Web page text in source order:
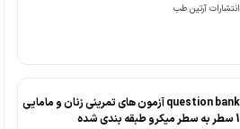
انتشارات آرتین طب
question bank آزمون های تمرینی زنان و مامایی
1 سطر به سطر میکرو طبقه بندی شده